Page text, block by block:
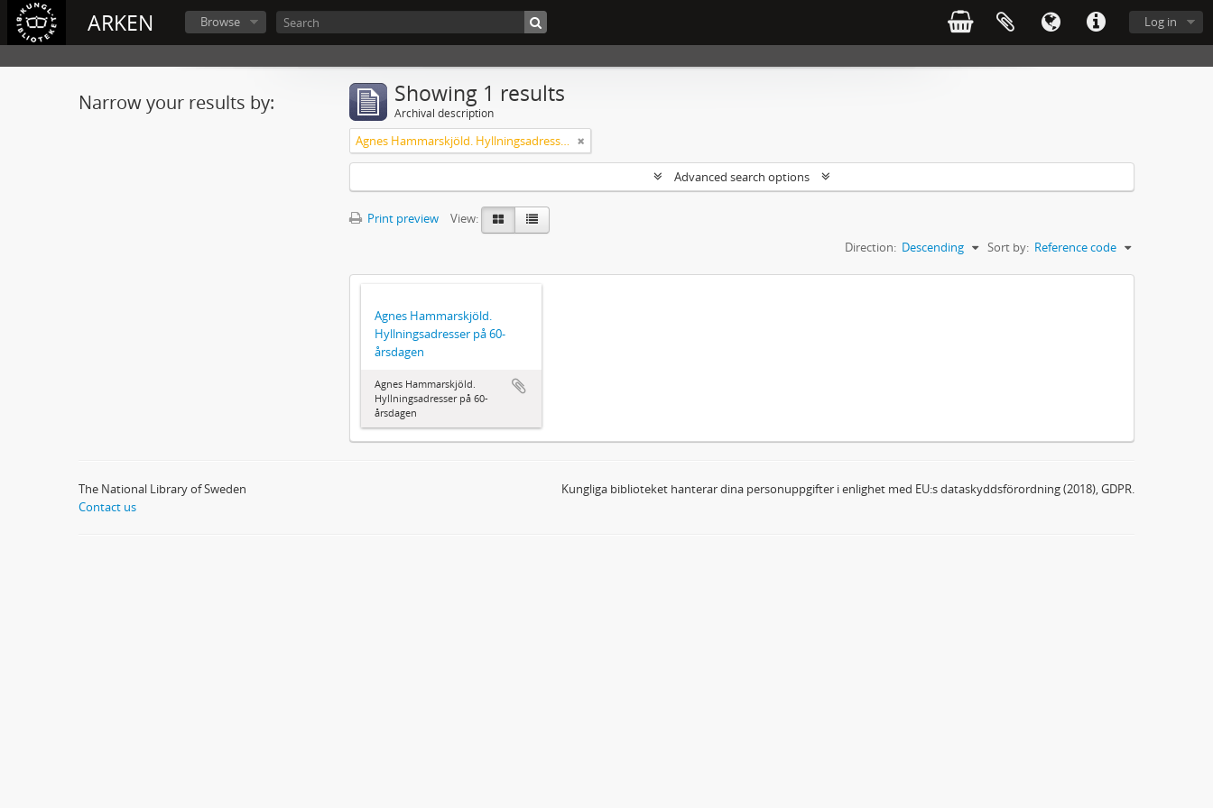
ARKEN Log in
Browse
Narrow your results by: Showing 1 results
Archival description
Agnes Hammarskjöld. Hyllningsadresser på 60-årsdagen
Advanced search options
Print preview
View:
Sort by: Reference code
Direction: Descending
Agnes Hammarskjöld.
Hyllningsadresser på 60-
årsdagen
Agnes Hammarskjöld.
Hyllningsadresser på 60-
årsdagen
The National Library of Sweden
Contact us
Kungliga biblioteket hanterar dina personuppgifter i enlighet med EU:s dataskyddsförordning (2018), GDPR.